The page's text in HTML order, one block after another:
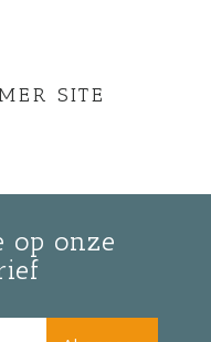
SITE
op onze